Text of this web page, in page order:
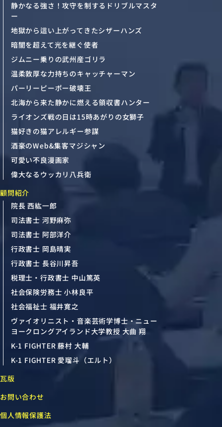
静かなる強さ！攻守を制するドリブルマスタ
ー
地獄から這い上がってきたシザーハンズ
暗闇を超えて光を継ぐ使者
ジムニー乗りの武州産ゴリラ
温柔敦厚な力持ちのキャッチャーマン
パーリーピーポー破壊王
北海から来た静かに燃える領収書ハンター
ライオンズ戦の日は15時あがりの女獅子
猫好きの猫アレルギー参謀
酒豪のWeb&集客マジシャン
可愛い不良漫画家
偉大なるウッカリ八兵衛
顧問紹介
院長 西紘一郎
司法書士 河野麻弥
司法書士 阿部洋介
行政書士 岡島晴実
行政書士 長谷川昇吾
税理士・行政書士 中山篤英
社会保険労務士 小林良平
社会福祉士 福井寛之
ヴァイオリニスト・音楽芸術学博士・ニュー
ヨークロングアイランド大学教授 大曲 翔
K-1 FIGHTER 藤村 大輔
K-1 FIGHTER 愛瑠斗（エルト）
瓦版
お問い合わせ
個人情報保護法